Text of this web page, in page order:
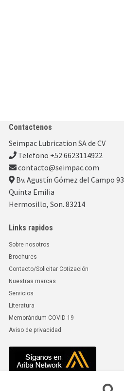
Contactenos
Seimpac Lubrication SA de CV
Telefono +52 6623114922
contacto@seimpac.com
Bv. Agustín Gómez del Campo 93
Quinta Emilia
Hermosillo, Son. 83214
Links rapidos
Sobre nosotros
Brochures
Contacto/Solicitar Cotización
Nuestras marcas
Servicios
Literatura
Memorándum COVID-19
Aviso de privacidad